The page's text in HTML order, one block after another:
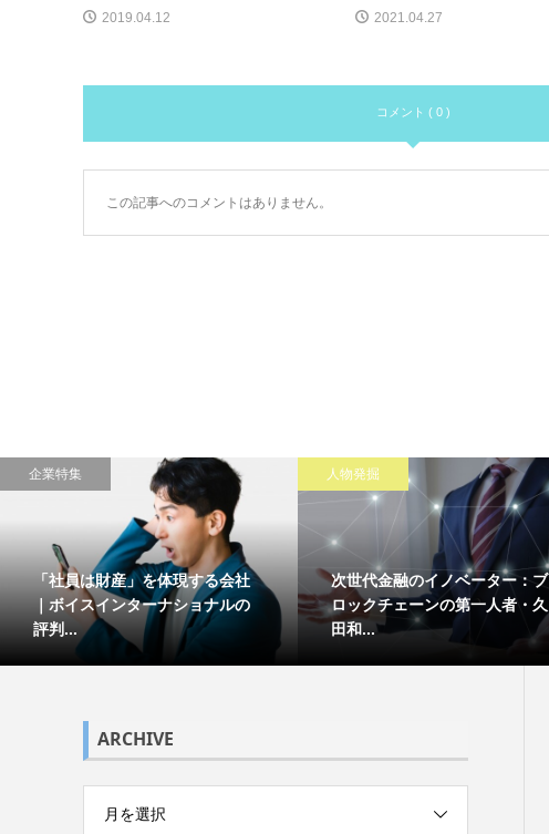
2019.04.12 2021.04.27
コメント ( 0 )
この記事へのコメントはありません。
企業特集
「社員は財産」を体現する会社
｜ボイスインターナショナルの
評判...
人物発掘
次世代金融のイノベーター：ブ
ロックチェーンの第一人者・久
田和...
ARCHIVE
月を選択